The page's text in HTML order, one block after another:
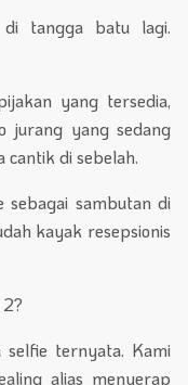
tangga batu lagi.
yang tersedia,
jurang yang sedang
cantik di sebelah.
sambutan di
kayak resepsionis
selfie ternyata. Kami
alias menyerap